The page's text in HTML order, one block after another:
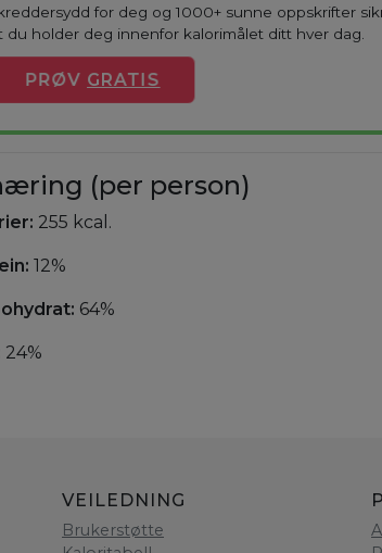
for deg og 1000+ sunne oppskrifter
du holder deg innenfor kalorimålet ditt hver dag.
PRØV GRATIS
(per person)
255 kcal.
12%
64%
24%
VEILEDNING
Brukerstøtte